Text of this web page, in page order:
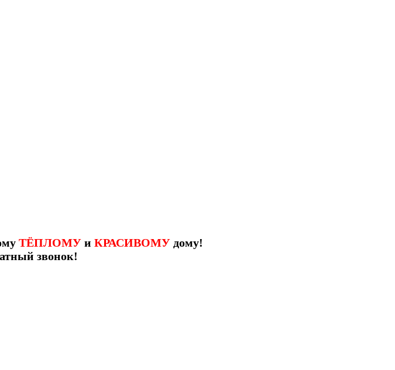
ТЁПЛОМУи КРАСИВОМУдому!
звонок!